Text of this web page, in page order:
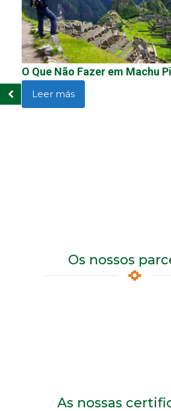
O Que Não Fazer em Machu
Leer más
Os nossos
As nossas